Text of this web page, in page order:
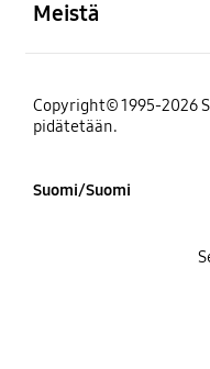
Meistä
Copyright© 1995-2026
pidätetään.
Suomi/Suomi